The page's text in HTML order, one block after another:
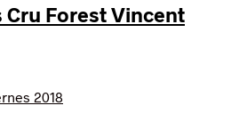
Cru Forest Vincent